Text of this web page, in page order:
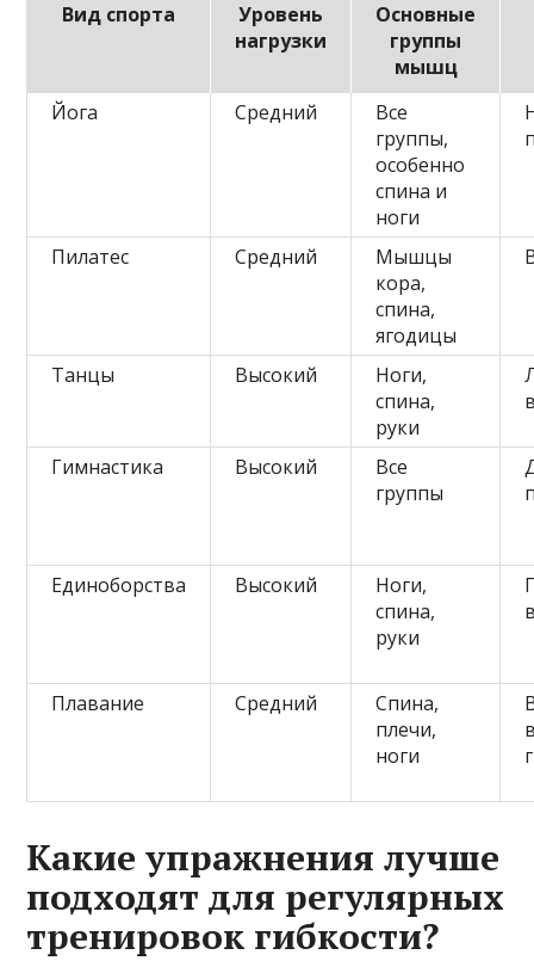
Вид спорта
Уровень
нагрузки
Основные
группы
мышц
Йога
Средний
Все
группы,
особенно
спина и
ноги
Пилатес Средний
Мышцы
кора,
спина,
ягодицы
Танцы Высокий
Ноги,
спина,
руки
Гимнастика Высокий
Все
группы
Единоборства Высокий
Ноги,
спина,
руки
Плавание Средний
Спина,
плечи,
ноги
Какие упражнения лучше
подходят для регулярных
тренировок гибкости?